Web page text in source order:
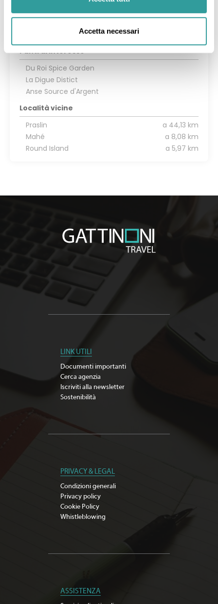
Accetta necessari
Aeroporto consigliato
Seychelles Intl (SEZ)
Punti di interesse
Du Roi Spice Garden
La Digue Distict
Anse Source d'Argent
Località vicine
Praslin
a 44,13 km
Mahé
a 8,08 km
Round Island
a 5,97 km
LINK UTILI
Documenti importanti
Cerca agenzia
Iscriviti alla newsletter
Sostenibilità
PRIVACY & LEGAL
Condizioni generali
Privacy policy
Cookie Policy
Whistleblowing
ASSISTENZA